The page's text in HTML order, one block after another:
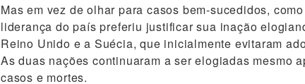
Mas em vez de olhar para casos bem-sucedidos,
liderança do país preferiu justificar sua inação
Reino Unido e a Suécia, que inicialmente evitaram
As duas nações continuaram a ser elogiadas mesmo
casos e mortes.